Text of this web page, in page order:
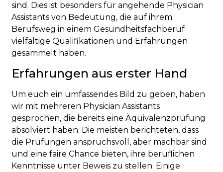
sind. Dies ist besonders für angehende Physician
Assistants von Bedeutung, die auf ihrem
Berufsweg in einem Gesundheitsfachberuf
vielfältige Qualifikationen und Erfahrungen
gesammelt haben.
Erfahrungen aus erster Hand
Um euch ein umfassendes Bild zu geben, haben
wir mit mehreren Physician Assistants
gesprochen, die bereits eine Äquivalenzprüfung
absolviert haben. Die meisten berichteten, dass
die Prüfungen anspruchsvoll, aber machbar sind
und eine faire Chance bieten, ihre beruflichen
Kenntnisse unter Beweis zu stellen. Einige